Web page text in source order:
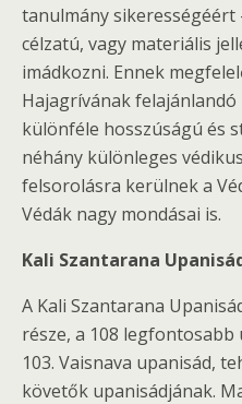
tanulmány sikerességéért
célzatú, vagy materiális
imádkozni. Ennek
Hajagrívának
különféle hosszúságú és
néhány különleges
felsorolásra kerülnek a
Védák nagy mondásai is.
Kali Szantarana
A Kali Szantarana
része, a 108
103. Vaisnava upanisád,
követők upanisádjának.